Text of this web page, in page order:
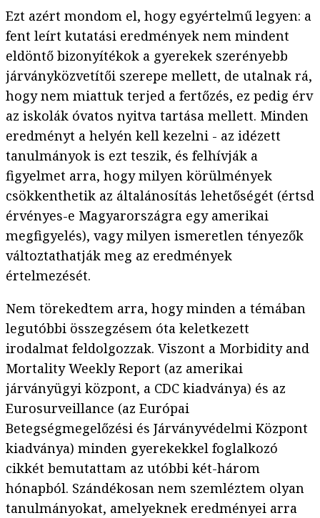
Ezt azért mondom el, hogy egyértelmű legyen: a
fent leírt kutatási eredmények nem mindent
eldöntő bizonyítékok a gyerekek szerényebb
járványközvetítői szerepe mellett, de utalnak rá,
hogy nem miattuk terjed a fertőzés, ez pedig érv
az iskolák óvatos nyitva tartása mellett. Minden
eredményt a helyén kell kezelni - az idézett
tanulmányok is ezt teszik, és felhívják a
figyelmet arra, hogy milyen körülmények
csökkenthetik az általánosítás lehetőségét (értsd
érvényes-e Magyarországra egy amerikai
megfigyelés), vagy milyen ismeretlen tényezők
változtathatják meg az eredmények
értelmezését.
Nem törekedtem arra, hogy minden a témában
legutóbbi összegzésem óta keletkezett
irodalmat feldolgozzak. Viszont a Morbidity and
Mortality Weekly Report (az amerikai
járványügyi központ, a CDC kiadványa) és az
Eurosurveillance (az Európai
Betegségmegelőzési és Járványvédelmi Központ
kiadványa) minden gyerekekkel foglalkozó
cikkét bemutattam az utóbbi két-három
hónapból. Szándékosan nem szemléztem olyan
tanulmányokat, amelyeknek eredményei arra